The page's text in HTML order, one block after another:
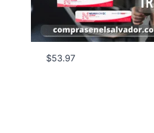
$53.97